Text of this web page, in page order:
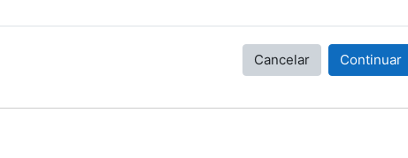
Cancelar Continuar